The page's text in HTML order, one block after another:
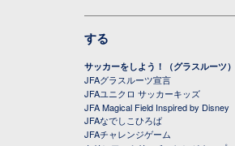
する
サッカーをしよう！（グラスルーツ）
JFAグラスルーツ宣言
JFAユニクロ サッカーキッズ
JFA Magical Field Inspired by Disney
JFAなでしこひろば
JFAチャレンジゲーム